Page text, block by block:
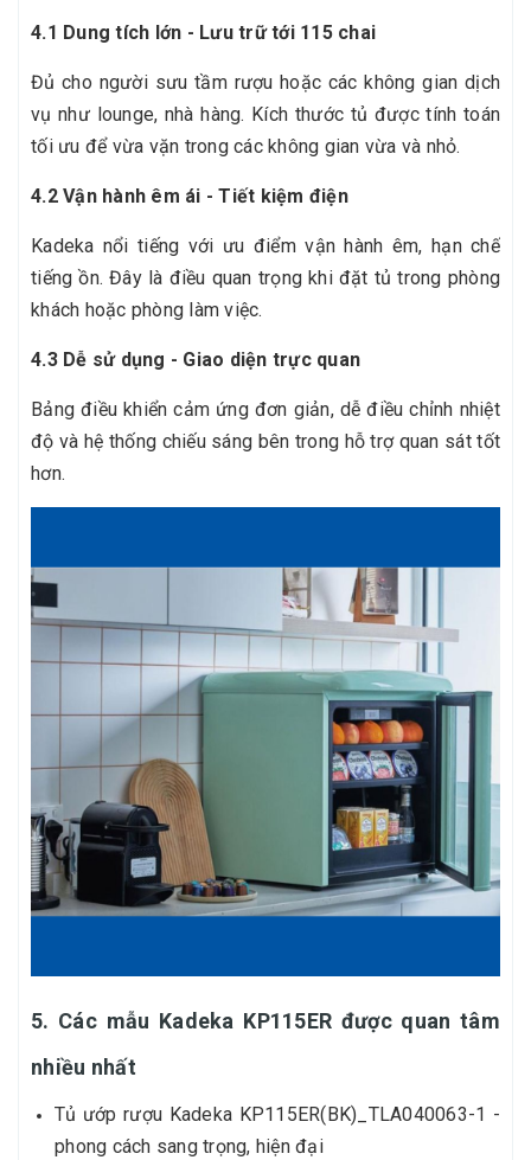
4.1 Dung tích lớn - Lưu trữ tới 115 chai
Đủ cho người sưu tầm rượu hoặc các không gian dịch
vụ như lounge, nhà hàng. Kích thước tủ được tính toán
tối ưu để vừa vặn trong các không gian vừa và nhỏ.
4.2 Vận hành êm ái - Tiết kiệm điện
Kadeka nổi tiếng với ưu điểm vận hành êm, hạn chế
tiếng ồn. Đây là điều quan trọng khi đặt tủ trong phòng
khách hoặc phòng làm việc.
4.3 Dễ sử dụng - Giao diện trực quan
Bảng điều khiển cảm ứng đơn giản, dễ điều chỉnh nhiệt
độ và hệ thống chiếu sáng bên trong hỗ trợ quan sát tốt
hơn.
5. Các mẫu Kadeka KP115ER được quan tâm
nhiều nhất
Tủ ướp rượu Kadeka KP115ER(BK)_TLA040063-1 -
phong cách sang trọng, hiện đại